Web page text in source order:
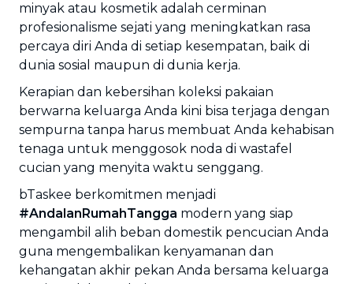
minyak atau kosmetik adalah cerminan
profesionalisme sejati yang meningkatkan rasa
percaya diri Anda di setiap kesempatan, baik di
dunia sosial maupun di dunia kerja.
Kerapian dan kebersihan koleksi pakaian
berwarna keluarga Anda kini bisa terjaga dengan
sempurna tanpa harus membuat Anda kehabisan
tenaga untuk menggosok noda di wastafel
cucian yang menyita waktu senggang.
bTaskee berkomitmen menjadi
#AndalanRumahTangga modern yang siap
mengambil alih beban domestik pencucian Anda
guna mengembalikan kenyamanan dan
kehangatan akhir pekan Anda bersama keluarga